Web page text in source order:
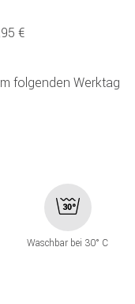
€
folgenden Werktag
Waschbar bei 30° C